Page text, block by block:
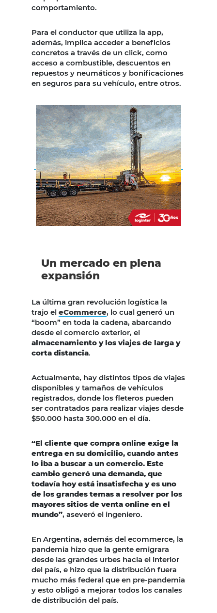
comportamiento.
Para el conductor que utiliza la app,
además, implica acceder a beneficios
concretos a través de un click, como
acceso a combustible, descuentos en
repuestos y neumáticos y bonificaciones
en seguros para su vehículo, entre otros.
Un mercado en plena
expansión
La última gran revolución logística la
trajo el eCommerce, lo cual generó un
“boom” en toda la cadena, abarcando
desde el comercio exterior, el
almacenamiento y los viajes de larga y
corta distancia.
Actualmente, hay distintos tipos de viajes
disponibles y tamaños de vehículos
registrados, donde los fleteros pueden
ser contratados para realizar viajes desde
$50.000 hasta 300.000 en el día.
“El cliente que compra online exige la
entrega en su domicilio, cuando antes
lo iba a buscar a un comercio. Este
cambio generó una demanda, que
todavía hoy está insatisfecha y es uno
de los grandes temas a resolver por los
mayores sitios de venta online en el
mundo”, aseveró el ingeniero.
En Argentina, además del ecommerce, la
pandemia hizo que la gente emigrara
desde las grandes urbes hacia el interior
del país, e hizo que la distribución fuera
mucho más federal que en pre-pandemia
y esto obligó a mejorar todos los canales
de distribución del país.